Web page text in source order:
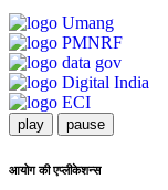
play pause
आयोग की एप्लीकेशन्स